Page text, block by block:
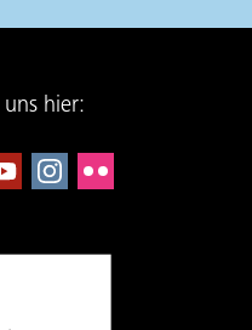
uns hier: